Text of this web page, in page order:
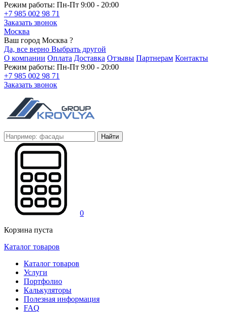
Режим работы: Пн-Пт 9:00 - 20:00
+7 985 002 98 71
Заказать звонок
Москва
Ваш город Москва ?
Да, все верно Выбрать другой
О компании Оплата Доставка Отзывы Партнерам Контакты
Режим работы: Пн-Пт 9:00 - 20:00
+7 985 002 98 71
Заказать звонок
Найти
0
Корзина пуста
Каталог товаров
Каталог товаров
Услуги
Портфолио
Калькуляторы
Полезная информация
FAQ